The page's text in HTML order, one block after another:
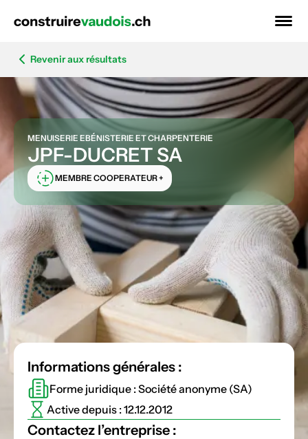
Revenir aux résultats
MENUISERIE EBÉNISTERIE ET CHARPENTERIE
JPF-DUCRET SA
MEMBRE COOPERATEUR +
Informations générales :
Forme juridique : Société anonyme (SA)
Active depuis : 12.12.2012
Contactez l’entreprise :